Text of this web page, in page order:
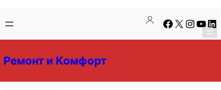
содержимому
содержимому
Facebook
X Instagram
Ремонт и Комфорт